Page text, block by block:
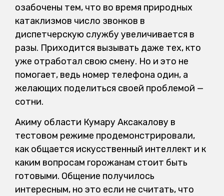
озабочены тем, что во время природных
катаклизмов число звонков в
диспетчерскую службу увеличивается в
разы. Приходится вызывать даже тех, кто
уже отработал свою смену. Но и это не
помогает, ведь номер телефона один, а
желающих поделиться своей проблемой —
сотни.
Акиму области Кумару Аксакалову в
тестовом режиме продемонстрировали,
как общается искусственный интеллект и к
каким вопросам горожанам стоит быть
готовыми. Общение получилось
интересным, но это если не считать, что